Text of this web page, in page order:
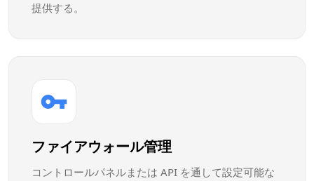
提供する。
ファイアウォール管理
コントロールパネルまたは API を通して設定可能な